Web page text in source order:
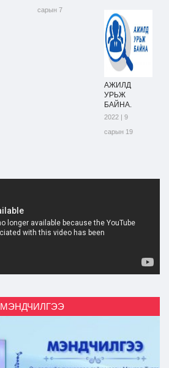
сарын 7
АЖИЛД
УРЬЖ
БАЙНА.
2022 | 9
сарын 19
МЭНДЧИЛГЭЭ